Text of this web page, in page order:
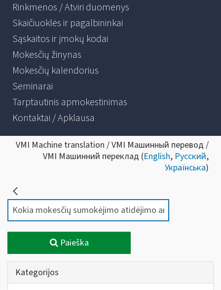
Rinkmenos / Atviri duomenys
Skaičiuoklės ir pagalbininkai
Sąskaitos ir įmokų kodai
Mokesčių žinynas
Mokesčių kalendorius
Seminarai
Tarptautinis apmokestinimas
Kontaktai / Apklausa
VMI Machine translation / VMI Машинный перевод /
VMI Машинний переклад (English, Русский,
Українська)
Paieška
Kategorijos